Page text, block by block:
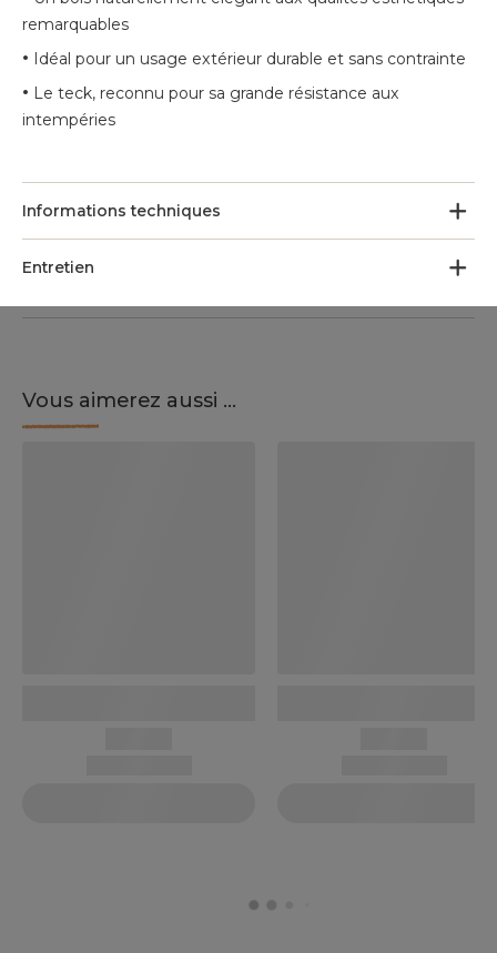
remarquables
• Idéal pour un usage extérieur durable et sans contrainte
• Le teck, reconnu pour sa grande résistance aux
intempéries
Informations techniques
Entretien
Vous aimerez aussi ...